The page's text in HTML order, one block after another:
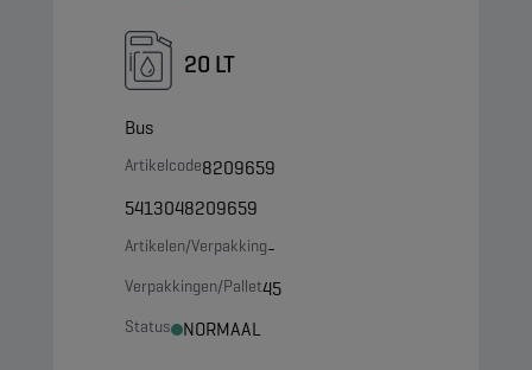
20 LT
Bus
Artikelcode8209659
5413048209659
Artikelen/Verpakking-
Verpakkingen/Pallet45
Status NORMAAL